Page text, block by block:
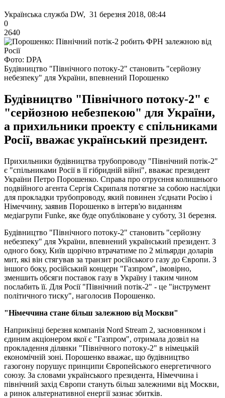
Українська служба DW, 31 березня 2018, 08:44
0
2640
Фото: DPA
Будівництво "Північного потоку-2" становить "серйозну
небезпеку" для України, впевнений Порошенко
Будівництво "Північного потоку-2" є
"серйозною небезпекою" для України,
а прихильники проекту є спільниками
Росії, вважає український президент.
Прихильники будівництва трубопроводу "Північний потік-2"
є "спільниками Росії в її гібридній війні", вважає президент
України Петро Порошенко. Справа про отруєння колишнього
подвійного агента Сергія Скрипаля потягне за собою наслідки
для прокладки трубопроводу, який повинен з'єднати Росію і
Німеччину, заявив Порошенко в інтерв'ю виданням
медіагрупи Funke, яке буде опубліковане у суботу, 31 березня.
Будівництво "Північного потоку-2" становить "серйозну
небезпеку" для України, впевнений український президент. З
одного боку, Київ щорічно втрачатиме по 2 мільярди доларів
мит, які він стягував за транзит російського газу до Європи. З
іншого боку, російський концерн "Газпром", імовірно,
зменшить обсяги поставок газу в Україну і таким чином
послабить її. Для Росії "Північний потік-2" - це "інструмент
політичного тиску", наголосив Порошенко.
"Німеччина стане більш залежною від Москви"
Наприкінці березня компанія Nord Stream 2, засновником і
єдиним акціонером якої є "Газпром", отримала дозвіл на
прокладення ділянки "Північного потоку-2" в німецькій
економічній зоні. Порошенко вважає, що будівництво
газогону порушує принципи Європейського енергетичного
союзу. За словами українського президента, Німеччина і
північний захід Європи стануть більш залежними від Москви,
а ринок альтернативної енергії зазнає збитків.